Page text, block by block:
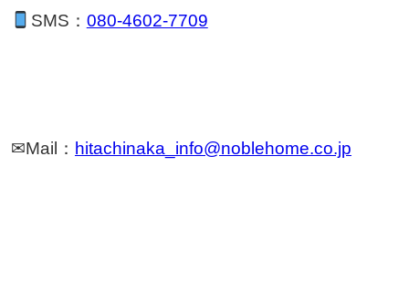
SMS： 080-4602-7709
✉Mail： hitachinaka_info@noblehome.co.jp